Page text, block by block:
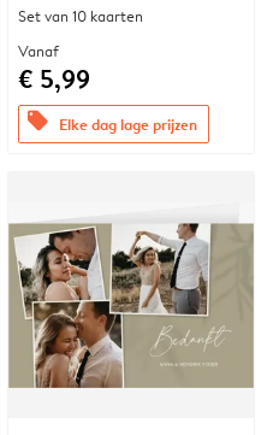
Set van 10 kaarten
Vanaf
€ 5,99
offers Elke dag lage prijzen